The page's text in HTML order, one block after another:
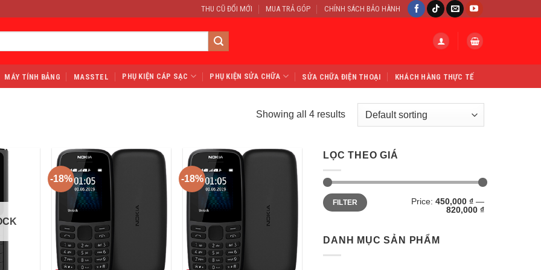
THU CŨ ĐỔI MỚI MUA TRẢ GÓP CHÍNH SÁCH BẢO HÀNH
MÁY TÍNH BẢNG MASSTEL PHỤ KIỆN CÁP SẠC PHỤ KIỆN SỬA CHỮA SỬA CHỮA ĐIỆN THOẠI KHÁCH HÀNG THỰC TẾ
Showing all 4 results
-18% -18%
LỌC THEO GIÁ
Min
price
Max
priceFILTER Price: 450,000 ₫—
820,000 ₫
DANH MỤC SẢN PHẨM